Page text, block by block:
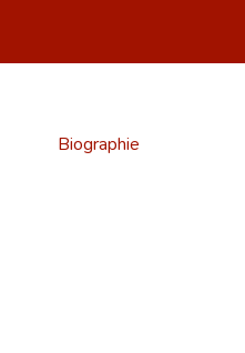
Équipe scientifique
Biographie